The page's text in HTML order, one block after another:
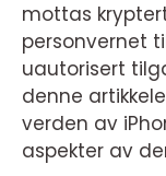
mottas
personvernet
uautorisert
denne
verden av
aspekter av